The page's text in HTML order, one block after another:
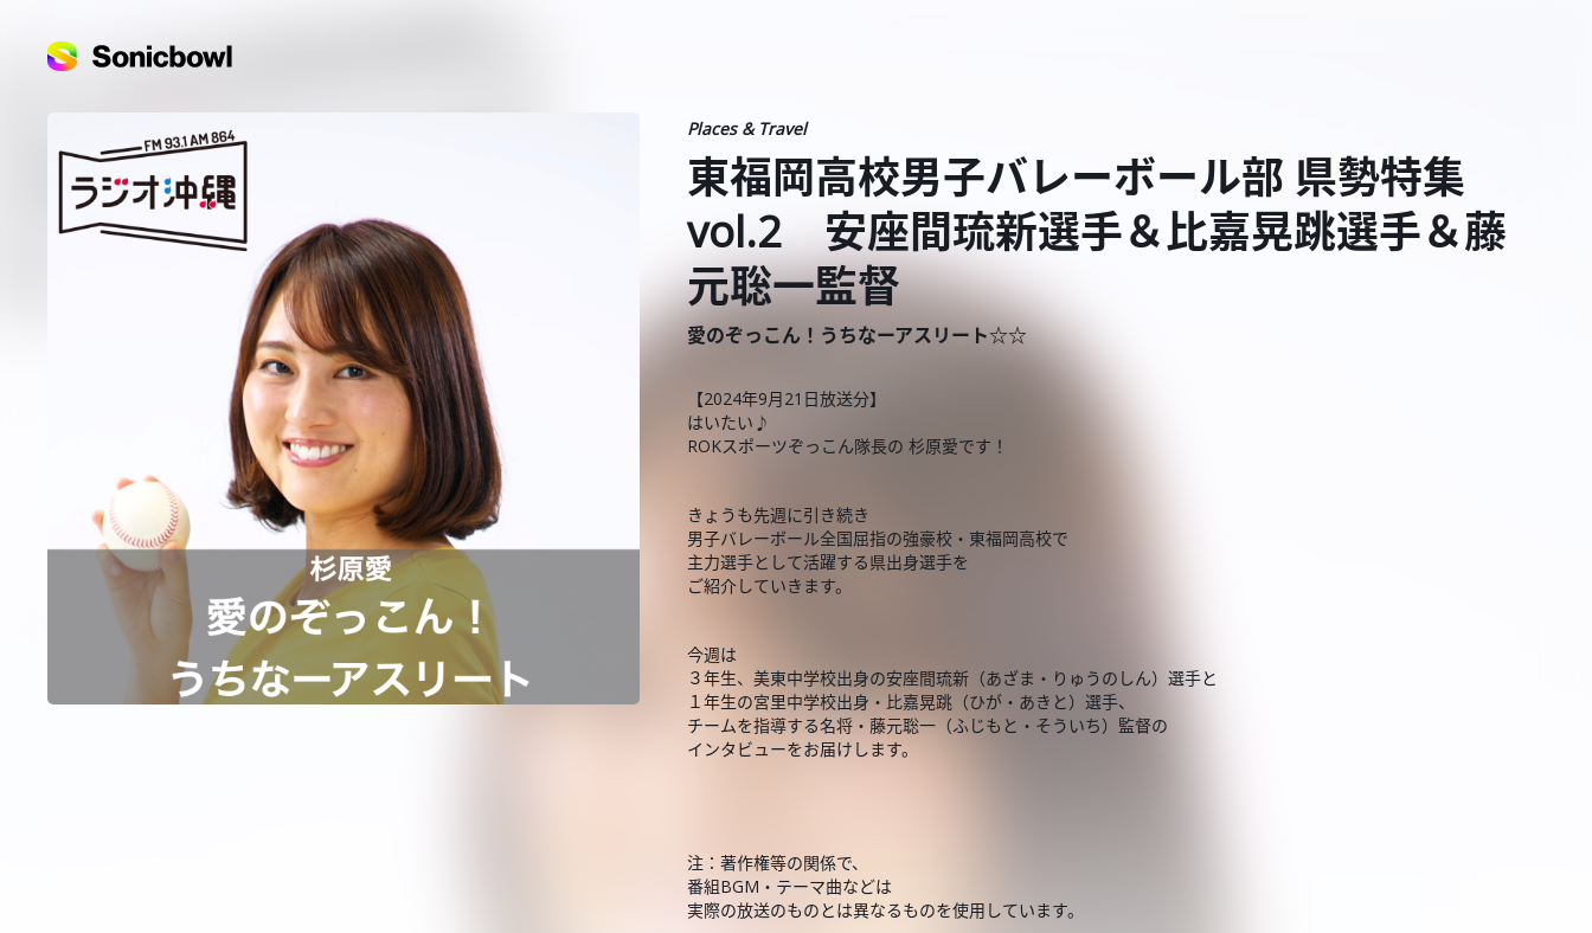
Places & Travel
東福岡高校男子バレーボール部 県勢特集
vol.2 安座間琉新選手＆比嘉晃跳選手＆藤
元聡一監督
愛のぞっこん！うちなーアスリート☆☆
【2024年9月21日放送分】
はいたい♪
ROKスポーツぞっこん隊長の 杉原愛です！
きょうも先週に引き続き
男子バレーボール全国屈指の強豪校・東福岡高校で
主力選手として活躍する県出身選手を
ご紹介していきます。
今週は
３年生、美東中学校出身の安座間琉新（あざま・りゅうのしん）選手と
１年生の宮里中学校出身・比嘉晃跳（ひが・あきと）選手、
チームを指導する名将・藤元聡一（ふじもと・そういち）監督の
インタビューをお届けします。
注：著作権等の関係で、
番組BGM・テーマ曲などは
実際の放送のものとは異なるものを使用しています。